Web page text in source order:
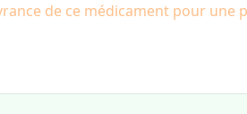
de ce médicament pour une